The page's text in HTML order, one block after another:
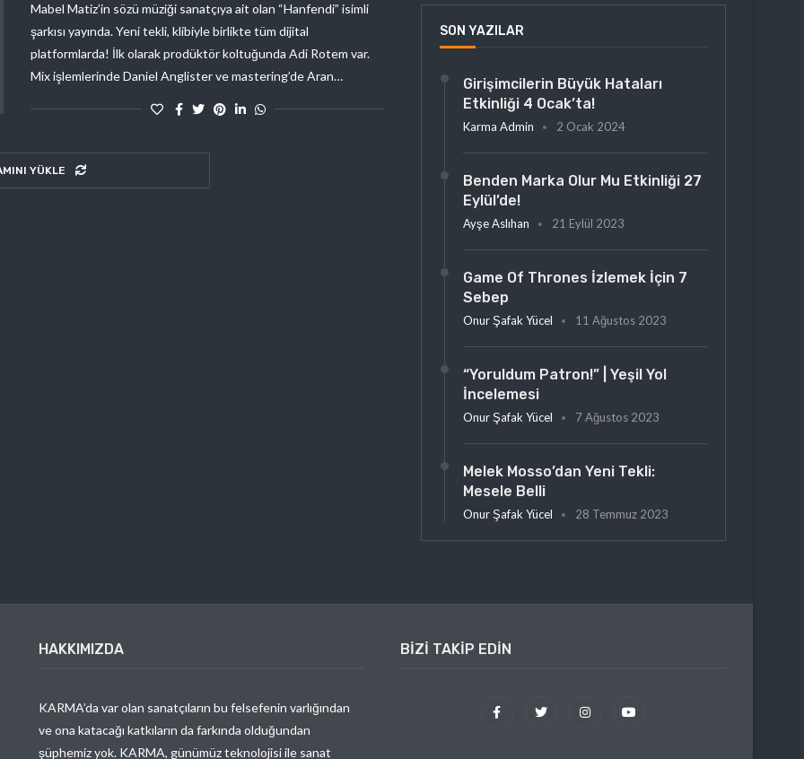
Mabel Matiz’in sözü müziği sanatçıya ait olan “Hanfendi” isimli
şarkısı yayında. Yeni tekli, klibiyle birlikte tüm dijital
platformlarda! İlk olarak prodüktör koltuğunda Adi Rotem var.
Mix işlemlerinde Daniel Anglister ve mastering’de Aran…
YÜKLE
SON YAZILAR
Girişimcilerin Büyük Hataları
Etkinliği 4 Ocak’ta!
Karma Admin 2 Ocak 2024
Benden Marka Olur Mu Etkinliği 27
Eylül’de!
Ayşe Aslıhan 21 Eylül 2023
Game Of Thrones İzlemek İçin 7
Sebep
Onur Şafak Yücel 11 Ağustos 2023
“Yoruldum Patron!” | Yeşil Yol
İncelemesi
Onur Şafak Yücel 7 Ağustos 2023
Melek Mosso’dan Yeni Tekli:
Mesele Belli
Onur Şafak Yücel 28 Temmuz 2023
HAKKIMIZDA
KARMA’da var olan sanatçıların bu felsefenin varlığından
ve ona katacağı katkıların da farkında olduğundan
şüphemiz yok. KARMA, günümüz teknolojisi ile sanat
BIZI TAKIP EDIN